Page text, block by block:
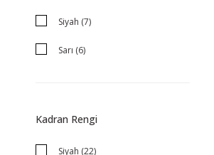
Siyah (7)
Sarı (6)
Kadran Rengi
Siyah (22)